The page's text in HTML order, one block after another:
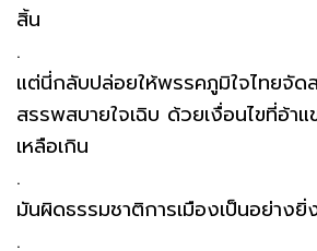
สิ้น
.
แต่นี่กลับปล่อยให้พรรคภูมิใจไทยจัด
สรรพสบายใจเฉิบ ด้วยเงื่อนไขที่อ้า
เหลือเกิน
.
มันผิดธรรมชาติการเมืองเป็นอย่างยิ่
.